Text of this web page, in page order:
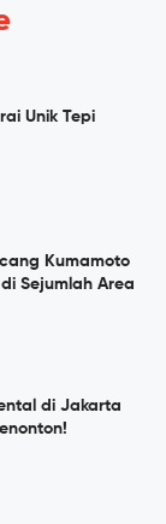
Unik Tepi
Kumamoto
Sejumlah Area
di Jakarta